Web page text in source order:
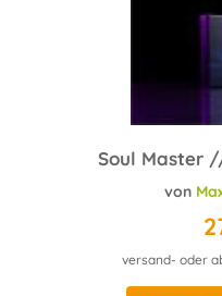
Soul Master
von
versand- oder